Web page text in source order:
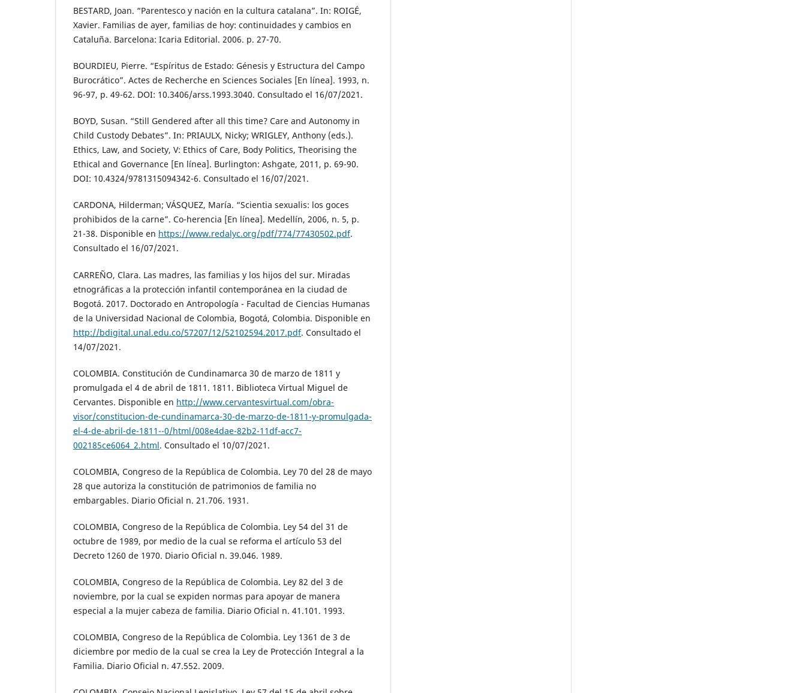
BESTARD, Joan. “Parentesco y nación en la cultura catalana”. In: ROIGÉ,
Xavier. Familias de ayer, familias de hoy: continuidades y cambios en
Cataluña. Barcelona: Icaria Editorial. 2006. p. 27-70.
BOURDIEU, Pierre. “Espíritus de Estado: Génesis y Estructura del Campo
Burocrático”. Actes de Recherche en Sciences Sociales [En línea]. 1993, n.
96-97, p. 49-62. DOI: 10.3406/arss.1993.3040. Consultado el 16/07/2021.
BOYD, Susan. “Still Gendered after all this time? Care and Autonomy in
Child Custody Debates”. In: PRIAULX, Nicky; WRIGLEY, Anthony (eds.).
Ethics, Law, and Society, V: Ethics of Care, Body Politics, Theorising the
Ethical and Governance [En línea]. Burlington: Ashgate, 2011, p. 69-90.
DOI: 10.4324/9781315094342-6. Consultado el 16/07/2021.
CARDONA, Hilderman; VÁSQUEZ, María. “Scientia sexualis: los goces
prohibidos de la carne”. Co-herencia [En línea]. Medellín, 2006, n. 5, p.
21-38. Disponible en https://www.redalyc.org/pdf/774/77430502.pdf.
Consultado el 16/07/2021.
CARREÑO, Clara. Las madres, las familias y los hijos del sur. Miradas
etnográficas a la protección infantil contemporánea en la ciudad de
Bogotá. 2017. Doctorado en Antropología - Facultad de Ciencias Humanas
de la Universidad Nacional de Colombia, Bogotá, Colombia. Disponible en
http://bdigital.unal.edu.co/57207/12/52102594.2017.pdf. Consultado el
14/07/2021.
COLOMBIA. Constitución de Cundinamarca 30 de marzo de 1811 y
promulgada el 4 de abril de 1811. 1811. Biblioteca Virtual Miguel de
Cervantes. Disponible en http://www.cervantesvirtual.com/obra-
visor/constitucion-de-cundinamarca-30-de-marzo-de-1811-y-promulgada-
el-4-de-abril-de-1811--0/html/008e4dae-82b2-11df-acc7-
002185ce6064_2.html. Consultado el 10/07/2021.
COLOMBIA, Congreso de la República de Colombia. Ley 70 del 28 de mayo
28 que autoriza la constitución de patrimonios de familia no
embargables. Diario Oficial n. 21.706. 1931.
COLOMBIA, Congreso de la República de Colombia. Ley 54 del 31 de
octubre de 1989, por medio de la cual se reforma el artículo 53 del
Decreto 1260 de 1970. Diario Oficial n. 39.046. 1989.
COLOMBIA, Congreso de la República de Colombia. Ley 82 del 3 de
noviembre, por la cual se expiden normas para apoyar de manera
especial a la mujer cabeza de familia. Diario Oficial n. 41.101. 1993.
COLOMBIA, Congreso de la República de Colombia. Ley 1361 de 3 de
diciembre por medio de la cual se crea la Ley de Protección Integral a la
Familia. Diario Oficial n. 47.552. 2009.